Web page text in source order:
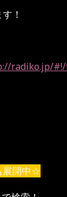
！
radiko.jp/#!/
展開中☆